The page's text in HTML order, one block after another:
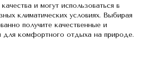
и могут использоваться в
климатических условиях. Выбирая
получите качественные и
комфортного отдыха на природе.